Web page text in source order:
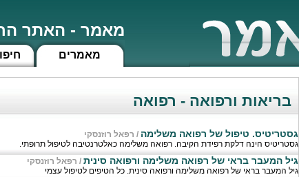
מאמר - האתר
מאמרים
בריאות ורפואה - רפואה
גסטריטיס. טיפול של רפואה משלימה / רפאל רוזנסקי
גסטריטיס הינה דלקת רפידת הקיבה. רפואה משלימה כאלטרנטיבה לטיפול תרופתי.
גיל המעבר בראי של רפואה משלימה ורפואה סינית / רפאל רוזנסקי
גיל המעבר בראי של רפואה משלימה ורפואה סינית. כל הטיפים לטיפול עצמי